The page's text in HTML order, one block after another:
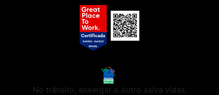
No trânsito, enxergar o outro salva vidas.